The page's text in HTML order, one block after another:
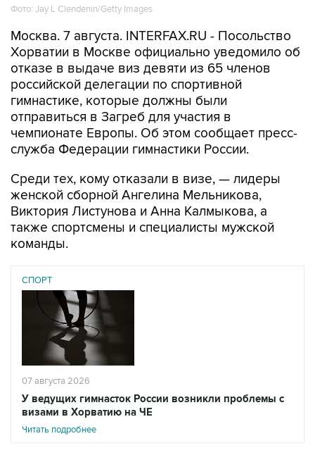
Фото: Jay L Clendenin/Getty Images
Москва. 7 августа. INTERFAX.RU - Посольство
Хорватии в Москве официально уведомило об
отказе в выдаче виз девяти из 65 членов
российской делегации по спортивной
гимнастике, которые должны были
отправиться в Загреб для участия в
чемпионате Европы. Об этом сообщает пресс-
служба Федерации гимнастики России.
Среди тех, кому отказали в визе, — лидеры
женской сборной Ангелина Мельникова,
Виктория Листунова и Анна Калмыкова, а
также спортсмены и специалисты мужской
команды.
СПОРТ
07 августа 2026
У ведущих гимнасток России возникли проблемы с
визами в Хорватию на ЧЕ
Читать подробнее